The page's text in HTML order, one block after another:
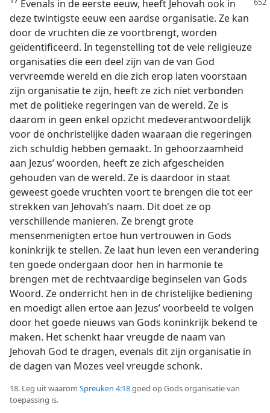
Evenals in de eerste eeuw, heeft Jehovah ook in
deze twintigste eeuw een aardse organisatie. Ze kan
door de vruchten die ze voortbrengt, worden
geïdentificeerd. In tegenstelling tot de vele religieuze
organisaties die een deel zijn van de van God
vervreemde wereld en die zich erop laten voorstaan
zijn organisatie te zijn, heeft ze zich niet verbonden
met de politieke regeringen van de wereld. Ze is
daarom in geen enkel opzicht medeverantwoordelijk
voor de onchristelijke daden waaraan die regeringen
zich schuldig hebben gemaakt. In gehoorzaamheid
aan Jezus’ woorden, heeft ze zich afgescheiden
gehouden van de wereld. Ze is daardoor in staat
geweest goede vruchten voort te brengen die tot eer
strekken van Jehovah’s naam. Dit doet ze op
verschillende manieren. Ze brengt grote
mensenmenigten ertoe hun vertrouwen in Gods
koninkrijk te stellen. Ze laat hun leven een verandering
ten goede ondergaan door hen in harmonie te
brengen met de rechtvaardige beginselen van Gods
Woord. Ze onderricht hen in de christelijke bediening
en moedigt allen ertoe aan Jezus’ voorbeeld te volgen
door het goede nieuws van Gods koninkrijk bekend te
maken. Het schenkt haar vreugde de naam van
Jehovah God te dragen, evenals dit zijn organisatie in
de dagen van Mozes veel vreugde schonk.
18. Leg uit waarom Spreuken 4:18goed op Gods organisatie van
toepassing is.